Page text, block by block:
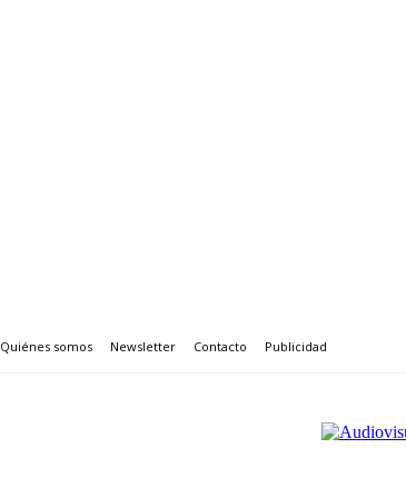
Quiénes somos Newsletter Contacto Publicidad